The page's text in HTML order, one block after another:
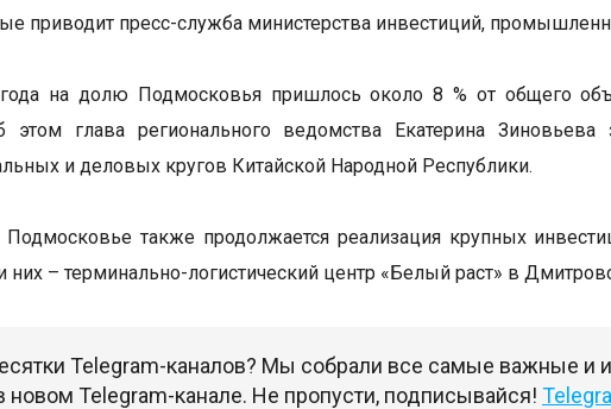
приводит пресс-служба министерства инвестиций,
на долю Подмосковья пришлось около 8 % от общего
глава регионального ведомства Екатерина
и деловых кругов Китайской Народной Республики.
также продолжается реализация крупных
них – терминально-логистический центр «Белый раст» в
Telegram-каналов? Мы собрали все самые важные и
новом Telegram-канале. Не пропусти, подписывайся!